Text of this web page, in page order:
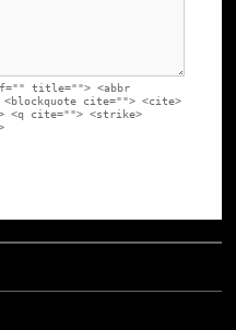
title=""> <abbr
cite=""> <cite>
<q cite=""> <strike>